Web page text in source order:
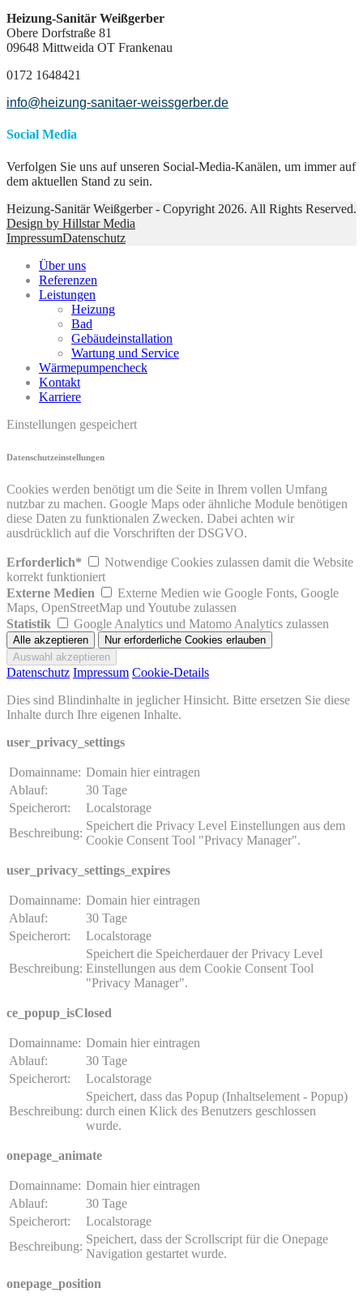
Heizung-Sanitär Weißgerber
Obere Dorfstraße 81
09648 Mittweida OT Frankenau
0172 1648421
info@heizung-sanitaer-weissgerber.de
Social Media
Verfolgen Sie uns auf unseren Social-Media-Kanälen, um immer auf
dem aktuellen Stand zu sein.
Heizung-Sanitär Weißgerber - Copyright 2026. All Rights Reserved.
Design by Hillstar Media
ImpressumDatenschutz
Über uns
Referenzen
Leistungen
Heizung
Bad
Gebäudeinstallation
Wartung und Service
Wärmepumpencheck
Kontakt
Karriere
Einstellungen gespeichert
Datenschutzeinstellungen
Cookies werden benötigt um die Seite in Ihrem vollen Umfang
nutzbar zu machen. Google Maps oder ähnliche Module benötigen
diese Daten zu funktionalen Zwecken. Dabei achten wir
ausdrücklich auf die Vorschriften der DSGVO.
Erforderlich*
Notwendige Cookies zulassen damit die Website
korrekt funktioniert
Externe Medien
Externe Medien wie Google Fonts, Google
Maps, OpenStreetMap und Youtube zulassen
Statistik
Google Analytics und Matomo Analytics zulassen
Datenschutz Impressum Cookie-Details
Dies sind Blindinhalte in jeglicher Hinsicht. Bitte ersetzen Sie diese
Inhalte durch Ihre eigenen Inhalte.
user_privacy_settings
Domainname: Domain hier eintragen
Ablauf:
30 Tage
Speicherort:
Localstorage
Beschreibung:
Speichert die Privacy Level Einstellungen aus dem
Cookie Consent Tool "Privacy Manager".
user_privacy_settings_expires
Domainname: Domain hier eintragen
Ablauf:
30 Tage
Speicherort:
Localstorage
Beschreibung:
Speichert die Speicherdauer der Privacy Level
Einstellungen aus dem Cookie Consent Tool
"Privacy Manager".
ce_popup_isClosed
Domainname: Domain hier eintragen
Ablauf:
30 Tage
Speicherort:
Localstorage
Beschreibung:
Speichert, dass das Popup (Inhaltselement - Popup)
durch einen Klick des Benutzers geschlossen
wurde.
onepage_animate
Domainname: Domain hier eintragen
Ablauf:
30 Tage
Speicherort:
Localstorage
Beschreibung:
Speichert, dass der Scrollscript für die Onepage
Navigation gestartet wurde.
onepage_position